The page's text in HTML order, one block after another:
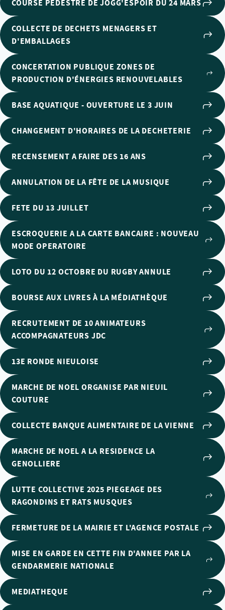
COURSE PÉDESTRE DE JOGG'ESPOIR DU 24 MARS
COLLECTE DE DECHETS MENAGERS ET
D'EMBALLAGES
CONCERTATION PUBLIQUE ZONES DE
PRODUCTION D'ÉNERGIES RENOUVELABLES
BASE AQUATIQUE - OUVERTURE LE 3 JUIN
CHANGEMENT D'HORAIRES DE LA DECHETERIE
RECENSEMENT A FAIRE DES 16 ANS
ANNULATION DE LA FÊTE DE LA MUSIQUE
FETE DU 13 JUILLET
ESCROQUERIE A LA CARTE BANCAIRE : NOUVEAU
MODE OPERATOIRE
LOTO DU 12 OCTOBRE DU RUGBY ANNULE
BOURSE AUX LIVRES À LA MÉDIATHÈQUE
RECRUTEMENT DE 10 ANIMATEURS
ACCOMPAGNATEURS JDC
13E RONDE NIEULOISE
MARCHE DE NOEL ORGANISE PAR NIEUIL
COUTURE
COLLECTE BANQUE ALIMENTAIRE DE LA VIENNE
MARCHE DE NOEL A LA RESIDENCE LA
GENOLLIERE
LUTTE COLLECTIVE 2025 PIEGEAGE DES
RAGONDINS ET RATS MUSQUES
FERMETURE DE LA MAIRIE ET L'AGENCE POSTALE
MISE EN GARDE EN CETTE FIN D'ANNEE PAR LA
GENDARMERIE NATIONALE
MEDIATHEQUE